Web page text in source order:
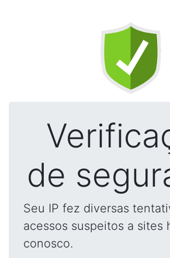
de
Seu IP fez diversas
acessos suspeitos a sites
conosco.